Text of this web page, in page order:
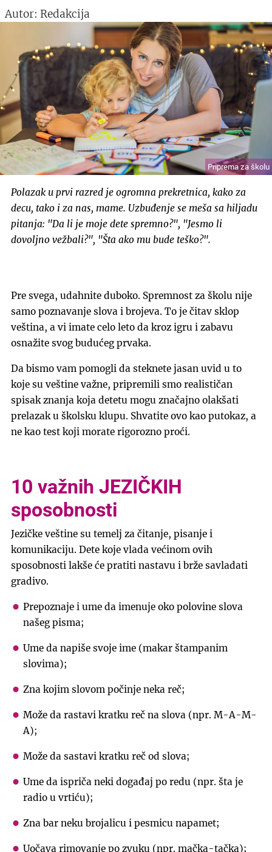
Priprema za školu
Autor: Redakcija
Polazak u prvi razred je ogromna prekretnica, kako za
decu, tako i za nas, mame. Uzbuđenje se meša sa hiljadu
pitanja: "Da li je moje dete spremno?", "Jesmo li
dovoljno vežbali?", "Šta ako mu bude teško?".
Pre svega, udahnite duboko. Spremnost za školu nije
samo poznavanje slova i brojeva. To je čitav sklop
veština, a vi imate celo leto da kroz igru i zabavu
osnažite svog budućeg prvaka.
Da bismo vam pomogli da steknete jasan uvid u to
koje su veštine važne, pripremili smo realističan
spisak znanja koja detetu mogu značajno olakšati
prelazak u školsku klupu. Shvatite ovo kao putokaz, a
ne kao test koji morate rigorozno proći.
10 važnih JEZIČKIH
sposobnosti
Jezičke veštine su temelj za čitanje, pisanje i
komunikaciju. Dete koje vlada većinom ovih
sposobnosti lakše će pratiti nastavu i brže savladati
gradivo.
Prepoznaje i ume da imenuje oko polovine slova
našeg pisma;
Ume da napiše svoje ime (makar štampanim
slovima);
Zna kojim slovom počinje neka reč;
Može da rastavi kratku reč na slova (npr. M-A-M-
A);
Može da sastavi kratku reč od slova;
Ume da ispriča neki događaj po redu (npr. šta je
radio u vrtiću);
Zna bar neku brojalicu i pesmicu napamet;
Uočava rimovanje po zvuku (npr. mačka-tačka);